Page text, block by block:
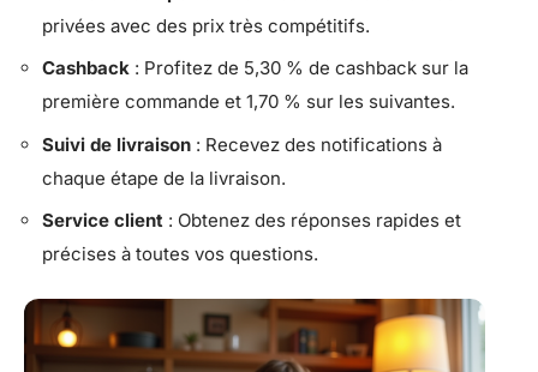
privées avec des prix très compétitifs.
Cashback : Profitez de 5,30 % de cashback sur la
première commande et 1,70 % sur les suivantes.
Suivi de livraison : Recevez des notifications à
chaque étape de la livraison.
Service client : Obtenez des réponses rapides et
précises à toutes vos questions.